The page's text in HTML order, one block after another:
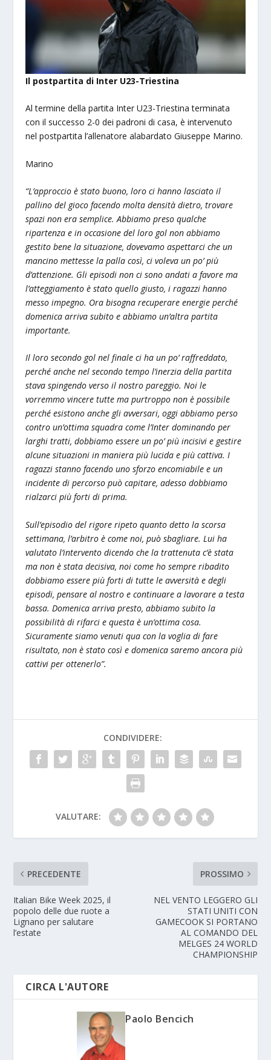
Il postpartita di Inter U23-Triestina
Al termine della partita Inter U23-Triestina terminata
con il successo 2-0 dei padroni di casa, è intervenuto
nel postpartita l’allenatore alabardato Giuseppe Marino.
Marino
“L’approccio è stato buono, loro ci hanno lasciato il
pallino del gioco facendo molta densità dietro, trovare
spazi non era semplice. Abbiamo preso qualche
ripartenza e in occasione del loro gol non abbiamo
gestito bene la situazione, dovevamo aspettarci che un
mancino mettesse la palla così, ci voleva un po’ più
d’attenzione. Gli episodi non ci sono andati a favore ma
l’atteggiamento è stato quello giusto, i ragazzi hanno
messo impegno. Ora bisogna recuperare energie perché
domenica arriva subito e abbiamo un’altra partita
importante.
Il loro secondo gol nel finale ci ha un po’ raffreddato,
perché anche nel secondo tempo l’inerzia della partita
stava spingendo verso il nostro pareggio. Noi le
vorremmo vincere tutte ma purtroppo non è possibile
perché esistono anche gli avversari, oggi abbiamo perso
contro un’ottima squadra come l’Inter dominando per
larghi tratti, dobbiamo essere un po’ più incisivi e gestire
alcune situazioni in maniera più lucida e più cattiva. I
ragazzi stanno facendo uno sforzo encomiabile e un
incidente di percorso può capitare, adesso dobbiamo
rialzarci più forti di prima.
Sull’episodio del rigore ripeto quanto detto la scorsa
settimana, l’arbitro è come noi, può sbagliare. Lui ha
valutato l’intervento dicendo che la trattenuta c’è stata
ma non è stata decisiva, noi come ho sempre ribadito
dobbiamo essere più forti di tutte le avversità e degli
episodi, pensare al nostro e continuare a lavorare a testa
bassa. Domenica arriva presto, abbiamo subito la
possibilità di rifarci e questa è un’ottima cosa.
Sicuramente siamo venuti qua con la voglia di fare
risultato, non è stato così e domenica saremo ancora più
cattivi per ottenerlo”.
CONDIVIDERE:
VALUTARE:
PRECEDENTE
Italian Bike Week 2025, il
popolo delle due ruote a
Lignano per salutare
l’estate
PROSSIMO
NEL VENTO LEGGERO GLI
STATI UNITI CON
GAMECOOK SI PORTANO
AL COMANDO DEL
MELGES 24 WORLD
CHAMPIONSHIP
CIRCA L'AUTORE
Paolo Bencich